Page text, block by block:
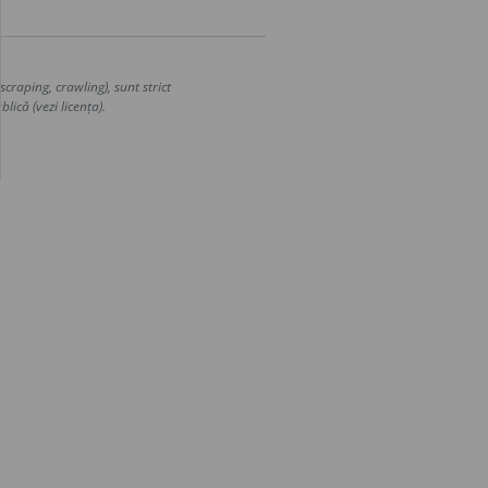
crawling), sunt strict
(vezi licența).